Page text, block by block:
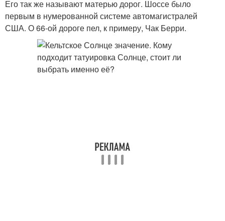
Его так же называют матерью дорог. Шоссе было
первым в нумерованной системе автомагистралей
США. О 66-ой дороге пел, к примеру, Чак Берри.